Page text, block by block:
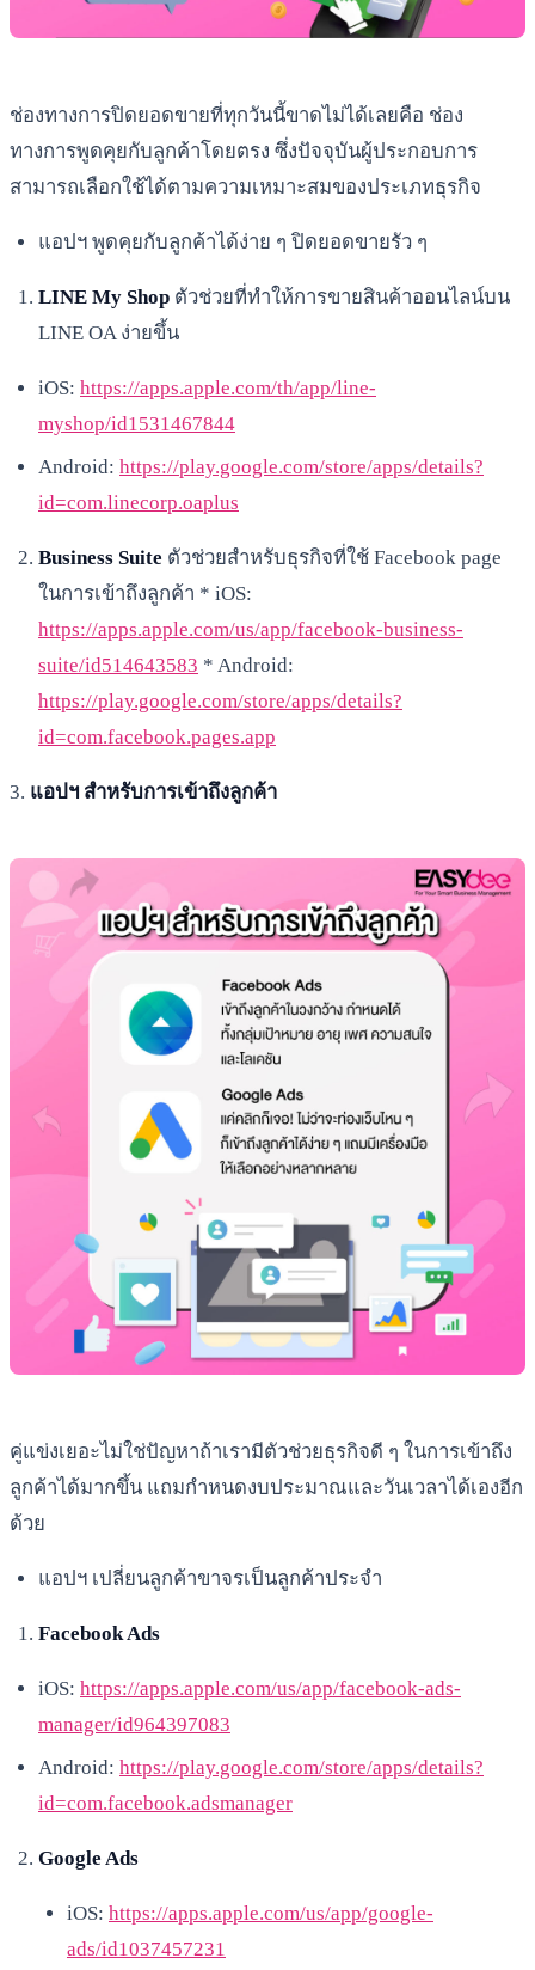
ช่องทางการปิดยอดขายที่ทุกวันนี้ขาดไม่ได้เลยคือ ช่อง
ทางการพูดคุยกับลูกค้าโดยตรง ซึ่งปัจจุบันผู้ประกอบการ
สามารถเลือกใช้ได้ตามความเหมาะสมของประเภทธุรกิจ
แอปฯ พูดคุยกับลูกค้าได้ง่าย ๆ ปิดยอดขายรัว ๆ
LINE My Shop ตัวช่วยที่ทำให้การขายสินค้าออนไลน์บน
LINE OA ง่ายขึ้น
iOS: https://apps.apple.com/th/app/line-
myshop/id1531467844
Android: https://play.google.com/store/apps/details?
id=com.linecorp.oaplus
Business Suite ตัวช่วยสำหรับธุรกิจที่ใช้ Facebook page
ในการเข้าถึงลูกค้า * iOS:
https://apps.apple.com/us/app/facebook-business-
suite/id514643583 * Android:
https://play.google.com/store/apps/details?
id=com.facebook.pages.app
3. แอปฯ สำหรับการเข้าถึงลูกค้า
คู่แข่งเยอะไม่ใช่ปัญหาถ้าเรามีตัวช่วยธุรกิจดี ๆ ในการเข้าถึง
ลูกค้าได้มากขึ้น แถมกำหนดงบประมาณและวันเวลาได้เองอีก
ด้วย
แอปฯ เปลี่ยนลูกค้าขาจรเป็นลูกค้าประจำ
Facebook Ads
iOS: https://apps.apple.com/us/app/facebook-ads-
manager/id964397083
Android: https://play.google.com/store/apps/details?
id=com.facebook.adsmanager
Google Ads
iOS: https://apps.apple.com/us/app/google-
ads/id1037457231